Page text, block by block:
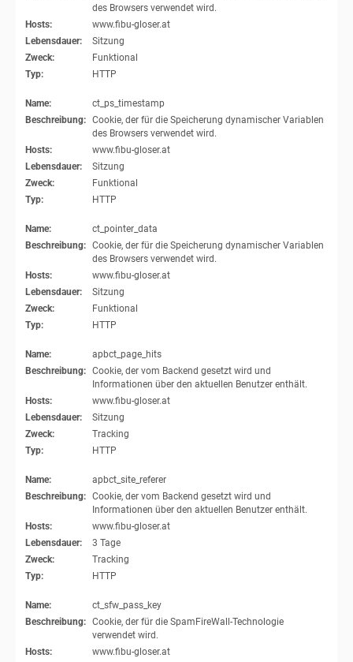
des Browsers verwendet wird.
Hosts:
www.fibu-gloser.at
Lebensdauer:
Sitzung
Zweck:
Funktional
Typ:
HTTP
Name:
ct_ps_timestamp
Beschreibung: Cookie, der für die Speicherung dynamischer Variablen
des Browsers verwendet wird.
Hosts:
www.fibu-gloser.at
Lebensdauer:
Sitzung
Zweck:
Funktional
Typ:
HTTP
Name:
ct_pointer_data
Beschreibung: Cookie, der für die Speicherung dynamischer Variablen
des Browsers verwendet wird.
Hosts:
www.fibu-gloser.at
Lebensdauer:
Sitzung
Zweck:
Funktional
Typ:
HTTP
Name:
apbct_page_hits
Beschreibung: Cookie, der vom Backend gesetzt wird und
Informationen über den aktuellen Benutzer enthält.
Hosts:
www.fibu-gloser.at
Lebensdauer:
Sitzung
Zweck:
Tracking
Typ:
HTTP
Name:
apbct_site_referer
Beschreibung: Cookie, der vom Backend gesetzt wird und
Informationen über den aktuellen Benutzer enthält.
Hosts:
www.fibu-gloser.at
Lebensdauer:
3 Tage
Zweck:
Tracking
Typ:
HTTP
Name:
ct_sfw_pass_key
Beschreibung: Cookie, der für die SpamFireWall-Technologie
verwendet wird.
Hosts:
www.fibu-gloser.at